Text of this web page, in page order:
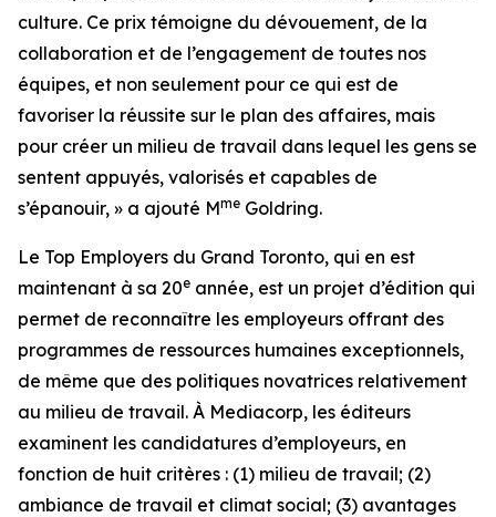
culture. Ce prix témoigne du dévouement, de la
collaboration et de l’engagement de toutes nos
équipes, et non seulement pour ce qui est de
favoriser la réussite sur le plan des affaires, mais
pour créer un milieu de travail dans lequel les gens se
sentent appuyés, valorisés et capables de
s’épanouir, » a ajouté Mme Goldring.
Le Top Employers du Grand Toronto, qui en est
maintenant à sa 20e année, est un projet d’édition qui
permet de reconnaître les employeurs offrant des
programmes de ressources humaines exceptionnels,
de même que des politiques novatrices relativement
au milieu de travail. À Mediacorp, les éditeurs
examinent les candidatures d’employeurs, en
fonction de huit critères : (1) milieu de travail; (2)
ambiance de travail et climat social; (3) avantages